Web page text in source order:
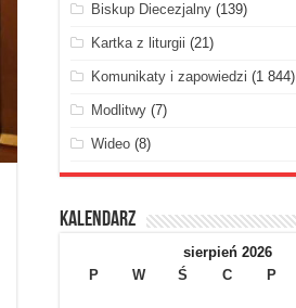
Biskup Diecezjalny(139)
Kartka z liturgii (21)
Komunikaty i zapowiedzi (1 844)
Modlitwy(7)
Wideo(8)
Kalendarz
sierpień 2026
P
W Ś C P